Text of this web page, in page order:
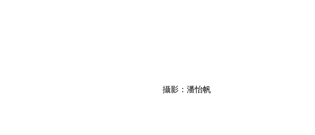
攝影：潘怡帆